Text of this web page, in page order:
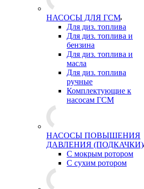
НАСОСЫ ДЛЯ ГСМ
Для диз. топлива
Для диз. топлива и
бензина
Для диз. топлива и
масла
Для диз. топлива
ручные
Комплектующие к
насосам ГСМ
НАСОСЫ ПОВЫШЕНИЯ
ДАВЛЕНИЯ (ПОДКАЧКИ)
С мокрым ротором
С сухим ротором